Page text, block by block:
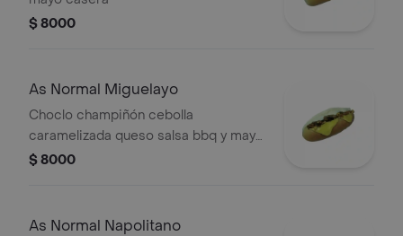
$ 8000
As Normal Miguelayo
Choclo champiñón cebolla
caramelizada queso salsa bbq y mayo
casera
$ 8000
As Normal Napolitano